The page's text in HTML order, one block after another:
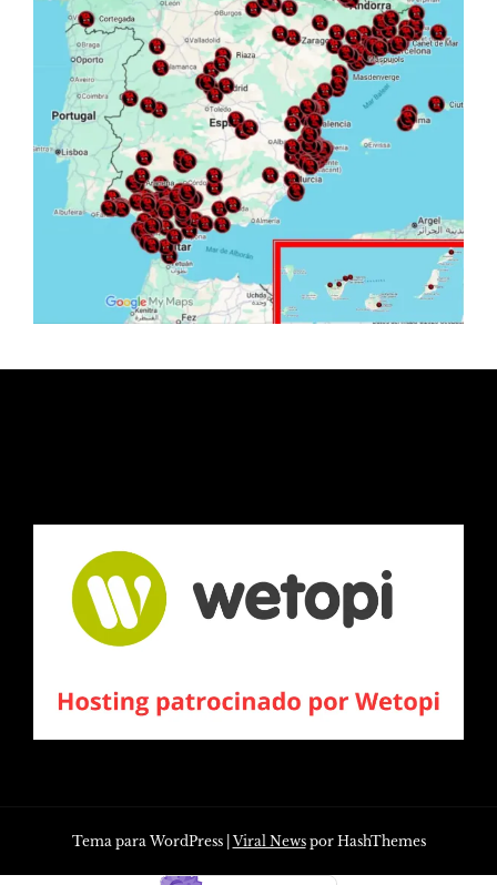
Tema para WordPress Viral Newspor HashThemes